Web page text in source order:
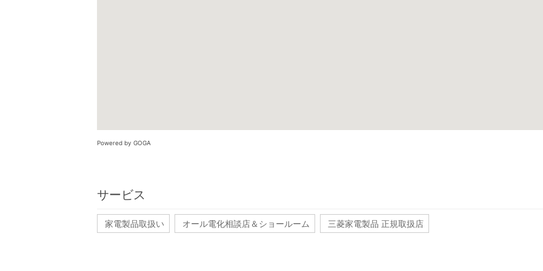
Powered by GOGA
サービス
家電製品取扱い オール電化相談店＆ショールーム 三菱家電製品 正規取扱店